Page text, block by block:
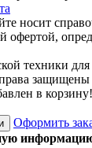
носит
офертой,
техники
в корзину!
Оформить